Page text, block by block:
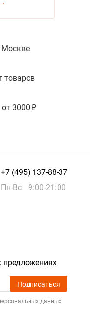
товаров
3000 ₽
+7 (495) 137-88-37
Пн-Вс 9:00-21:00
предложениях
Подписаться
данных